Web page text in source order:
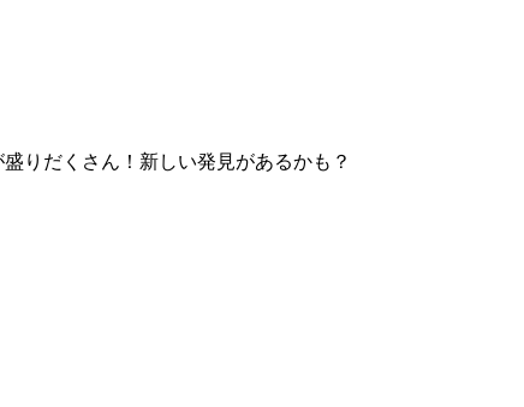
りだくさん！新しい発見があるかも？